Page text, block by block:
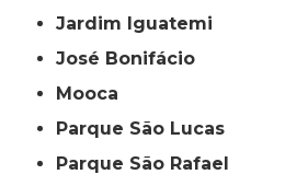
Jardim Iguatemi
José Bonifácio
Mooca
Parque São Lucas
Parque São Rafael